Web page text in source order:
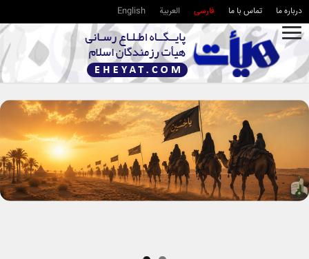
درباره ما تماس با ما فارسی العربية English